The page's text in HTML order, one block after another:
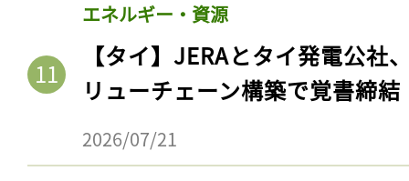
エネルギー・資源
【タイ】JERAとタイ発電公社
リューチェーン構築で覚書締結
2026/07/21